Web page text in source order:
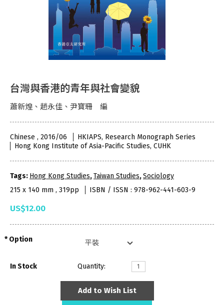
台灣與香港的青年與社會變貌
蕭新煌、趙永佳、尹寶珊 編
Chinese , 2016/06
HKIAPS, Research Monograph Series
Hong Kong Institute of Asia-Pacific Studies, CUHK
Tags: Hong Kong Studies,Taiwan Studies,Sociology
215 x 140 mm , 319pp
ISBN / ISSN : 978-962-441-603-9
US$12.00
Option
In Stock Quantity:
Add to Wish List